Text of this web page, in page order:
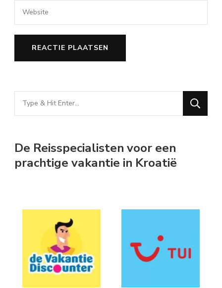
Looking
for
De Reisspecialisten voor een
prachtige vakantie in Kroatië